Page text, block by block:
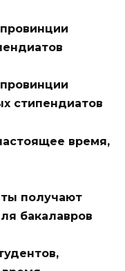
стипендиатов
время,
получают
бакалавров